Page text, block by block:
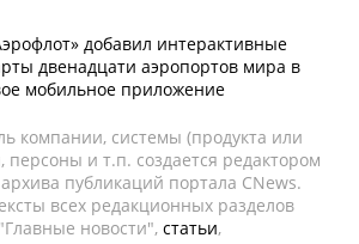
добавил интерактивные
двенадцати аэропортов мира в
мобильное приложение
компании, системы (продукта или
персоны и т.п. создается редактором
публикаций портала CNews.
всех редакционных разделов
новости", статьи,